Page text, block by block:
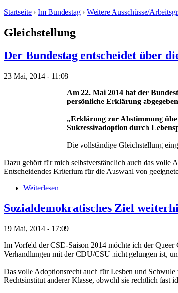
Startseite › Im Bundestag › Weitere Ausschüsse/
Gleichstellung
Der Bundestag entscheidet über
23 Mai, 2014 - 11:08
Am 22. Mai 2014 hat der
persönliche Erklärung
„Erklärung zur Abstimmung
Sukzessivadoption durch
Die vollständige Gleichstellung
Dazu gehört für mich selbstverständlich auch das volle
Entscheidendes Kriterium für die Auswahl von
Weiterlesen
Sozialdemokratisches Ziel
19 Mai, 2014 - 17:09
Im Vorfeld der CSD-Saison 2014 möchte ich der Queer
Verhandlungen mit der CDU/CSU nicht gelungen ist,
Das volle Adoptionsrecht auch für Lesben und
Rechtsinstitut anderer Klasse, obwohl sie rechtlich fast